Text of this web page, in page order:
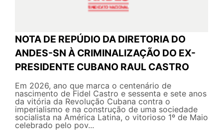
NOTA DE REPÚDIO DA DIRETORIA DO
ANDES-SN À CRIMINALIZAÇÃO DO EX-
PRESIDENTE CUBANO RAUL CASTRO
Em 2026, ano que marca o centenário de
nascimento de Fidel Castro e sessenta e sete anos
da vitória da Revolução Cubana contra o
imperialismo e na construção de uma sociedade
socialista na América Latina, o vitorioso 1º de Maio
celebrado pelo pov...